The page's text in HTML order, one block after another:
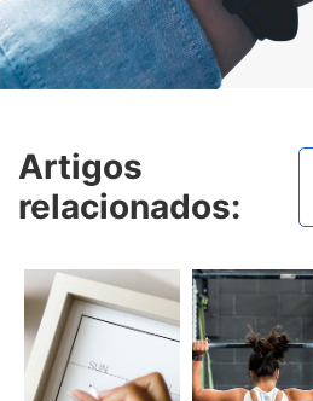
Artigos
relacionados: